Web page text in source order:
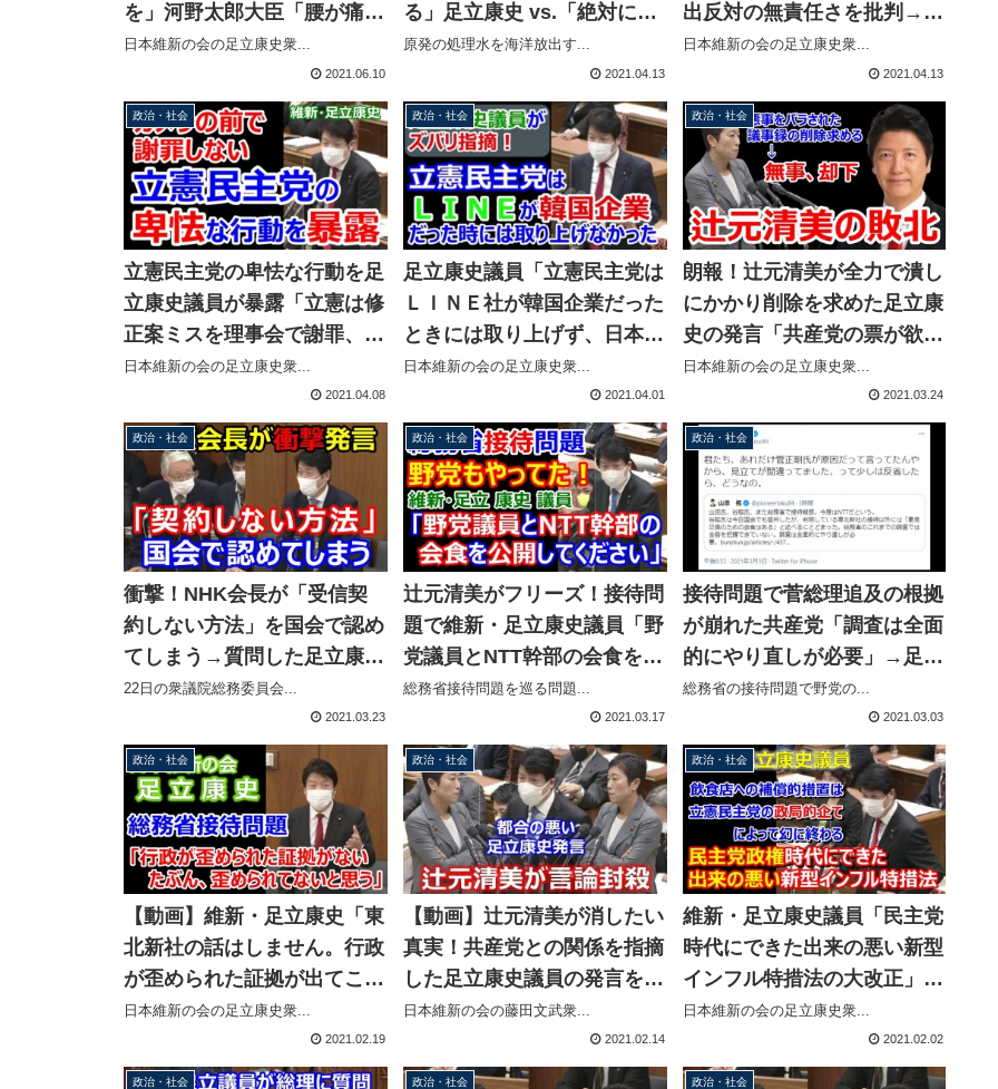
を」河野太郎大臣「腰が痛く
て立っていたのがニュースに
日本維新の会の足立康史衆...
2021.06.10
る」足立康史 vs.「絶対に謝
りたくない」NHK前田会長
原発の処理水を海洋放出す...
2021.04.13
出反対の無責任さを批判→野
党理事が必死の抗議
日本維新の会の足立康史衆...
2021.04.13
政治・社会
立憲民主党の卑怯な行動を足
立康史議員が暴露「立憲は修
正案ミスを理事会で謝罪、隠
れずカメラの前で謝罪するべ
日本維新の会の足立康史衆...
2021.04.08
政治・社会
足立康史議員「立憲民主党は
ＬＩＮＥ社が韓国企業だった
ときには取り上げず、日本企
業になったら潰しにかかる」
日本維新の会の足立康史衆...
2021.04.01
政治・社会
朗報！辻元清美が全力で潰し
にかかり削除を求めた足立康
史の発言「共産党の票が欲し
いから」→無事、国会議事録
日本維新の会の足立康史衆...
2021.03.24
政治・社会
衝撃！NHK会長が「受信契
約しない方法」を国会で認め
てしまう→質問した足立康史
議員「あの・・・ありがとう
22日の衆議院総務委員会...
2021.03.23
政治・社会
辻元清美がフリーズ！接待問
題で維新・足立康史議員「野
党議員とNTT幹部の会食を公
開してください」
総務省接待問題を巡る問題...
2021.03.17
政治・社会
接待問題で菅総理追及の根拠
が崩れた共産党「調査は全面
的にやり直しが必要」→足立
康史議員「あれだけ菅正剛氏
が原因て言ってたんやから、
間違ってましたって少しは反
省したら」
総務省の接待問題で野党の...
2021.03.03
政治・社会
【動画】維新・足立康史「東
北新社の話はしません。行政
が歪められた証拠が出てこな
い、多分歪めれてないと思
日本維新の会の足立康史衆...
2021.02.19
政治・社会
【動画】辻元清美が消したい
真実！共産党との関係を指摘
した足立康史議員の発言を不
当に妨げ議事録からの削除を
日本維新の会の藤田文武衆...
2021.02.14
政治・社会
維新・足立康史議員「民主党
時代にできた出来の悪い新型
インフル特措法の大改正」
「飲食店への補償的措置は立
憲の政局的企てにより幻に終
わる」
日本維新の会の足立康史衆...
2021.02.02
政治・社会 政治・社会 政治・社会